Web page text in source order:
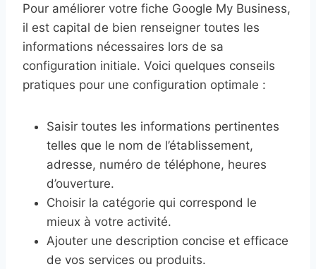
Pour améliorer votre fiche Google My Business,
il est capital de bien renseigner toutes les
informations nécessaires lors de sa
configuration initiale. Voici quelques conseils
pratiques pour une configuration optimale :
Saisir toutes les informations pertinentes
telles que le nom de l’établissement,
adresse, numéro de téléphone, heures
d’ouverture.
Choisir la catégorie qui correspond le
mieux à votre activité.
Ajouter une description concise et efficace
de vos services ou produits.